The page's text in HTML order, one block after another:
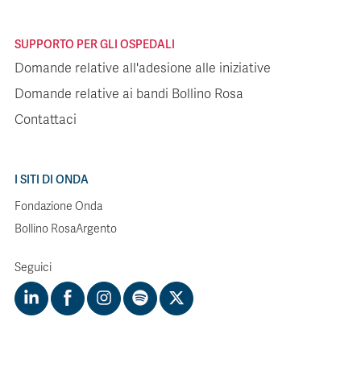
SUPPORTO PER GLI OSPEDALI
Domande relative all'adesione alle iniziative
Domande relative ai bandi Bollino Rosa
Contattaci
I SITI DI ONDA
Fondazione Onda
Bollino RosaArgento
Seguici